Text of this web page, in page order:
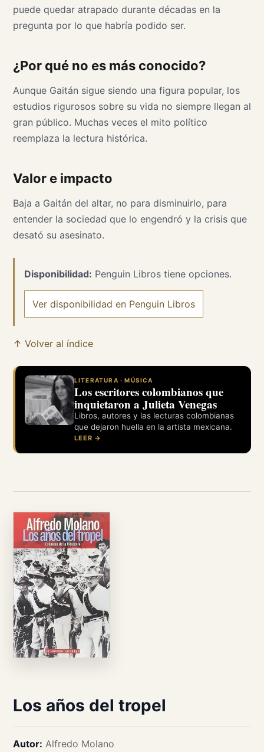
puede quedar atrapado durante décadas en la
pregunta por lo que habría podido ser.
¿Por qué no es más conocido?
Aunque Gaitán sigue siendo una figura popular, los
estudios rigurosos sobre su vida no siempre llegan al
gran público. Muchas veces el mito político
reemplaza la lectura histórica.
Valor e impacto
Baja a Gaitán del altar, no para disminuirlo, para
entender la sociedad que lo engendró y la crisis que
desató su asesinato.
Disponibilidad: Penguin Libros tiene opciones.
Ver disponibilidad en Penguin Libros
↑ Volver al índice
LITERATURA · MÚSICA
Los escritores colombianos que
inquietaron a Julieta Venegas
Libros, autores y las lecturas colombianas
que dejaron huella en la artista mexicana.
LEER →
Los años del tropel
Autor: Alfredo Molano